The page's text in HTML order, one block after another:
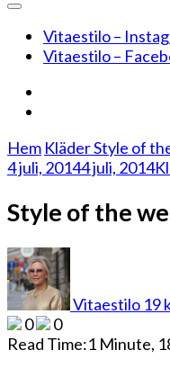
Vitaestilo –
Vitaestilo –
Hem KläderStyle of
4 juli, 20144 juli, 2014
Style of the
Vitaestilo 19
0
0
Read Time:1 Minute,